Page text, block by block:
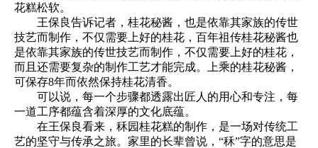
花糕松软。
王保良告诉记者，桂花秘酱，也是依靠其家族的传世
技艺而制作，不仅需要上好的桂花，百年祖传桂花秘酱也
是依靠其家族的传世技艺而制作，不仅需要上好的桂花，
而且还需要复杂的制作工艺才能完成。上乘的桂花秘酱，
可保存8年而依然保持桂花清香。
可以说，每一个步骤都透露出匠人的用心和专注，每
一道工序都蕴含着深厚的文化底蕴。
在王保良看来，秝园桂花糕的制作，是一场对传统工
艺的坚守与传承之旅。家里的长辈曾说，“秝”字的意思是